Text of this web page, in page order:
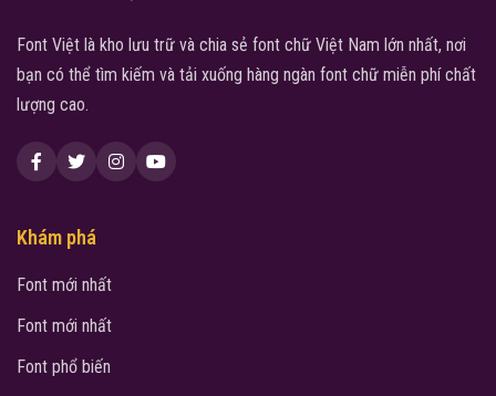
Font Việt là kho lưu trữ và chia sẻ font chữ Việt Nam lớn nhất, nơi
bạn có thể tìm kiếm và tải xuống hàng ngàn font chữ miễn phí chất
lượng cao.
Khám phá
Font mới nhất
Font mới nhất
Font phổ biến